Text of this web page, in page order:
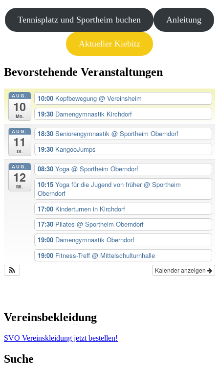
Tennisplatz und Sportheim buchen Anleitung
Aktueller Kiebitz
Bevorstehende Veranstaltungen
AUG.
10
Mo.
10:00 Kopfbewegung @ Vereinsheim
19:30 Damengymnastik Kirchdorf
AUG.
11
Di.
18:30 Seniorengymnastik @ Sportheim Oberndorf
19:30 KangooJumps
AUG.
12
Mi.
08:30 Yoga @ Sportheim Oberndorf
10:15 Yoga für die Jugend von früher@ Sportheim
Oberndorf
17:00 Kinderturnen in Kirchdorf
17:30 Pilates @ Sportheim Oberndorf
19:00 Damengymnastik Oberndorf
19:00 Fitness-Treff @ Mittelschulturnhalle
Kalender anzeigen
Vereinsbekleidung
SVO Vereinskleidung jetzt bestellen!
Suche